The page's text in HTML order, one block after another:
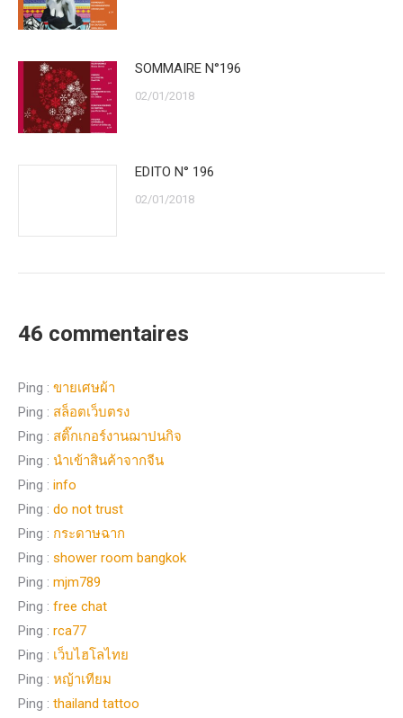
SOMMAIRE N°196
02/01/2018
EDITO N° 196
02/01/2018
46 commentaires
Ping : ขายเศษผ้า
Ping : สล็อตเว็บตรง
Ping : สติ๊กเกอร์งานฌาปนกิจ
Ping : นำเข้าสินค้าจากจีน
Ping : info
Ping : do not trust
Ping : กระดาษฉาก
Ping : shower room bangkok
Ping : mjm789
Ping : free chat
Ping : rca77
Ping : เว็บไฮโลไทย
Ping : หญ้าเทียม
Ping : thailand tattoo